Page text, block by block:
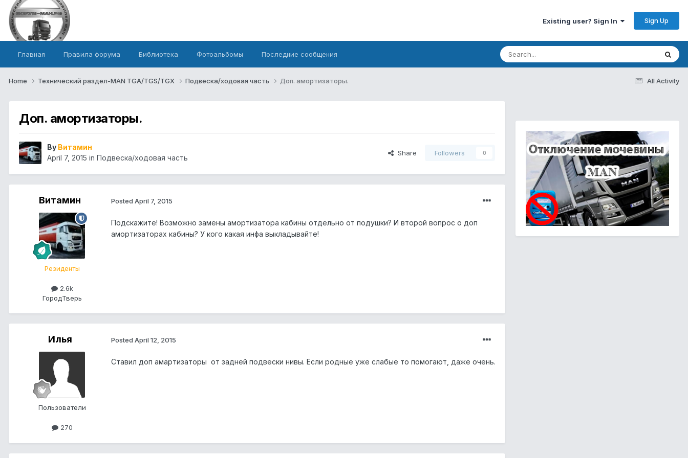
Existing user? Sign In Sign Up
Главная Правила форума Библиотека Фотоальбомы Последние сообщения
All Activity
Home Технический раздел-MAN TGA/TGS/TGX Подвеска/ходовая часть Доп. амортизаторы.
Доп. амортизаторы.
By Витамин
April 7, 2015 in Подвеска/ходовая часть
Share Followers 0
Витамин
Резиденты
2.6k
ГородТверь
Posted April 7, 2015
Подскажите! Возможно замены амортизатора кабины отдельно от подушки? И второй вопрос о доп
амортизаторах кабины? У кого какая инфа выкладывайте!
Илья
Пользователи
270
Posted April 12, 2015
Ставил доп амартизаторы от задней подвески нивы. Если родные уже слабые то помогают, даже очень.